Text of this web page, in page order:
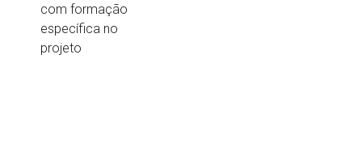
com formação
específica no
projeto